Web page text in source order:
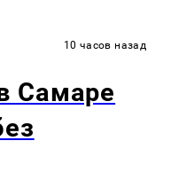
10 часов назад
Самаре